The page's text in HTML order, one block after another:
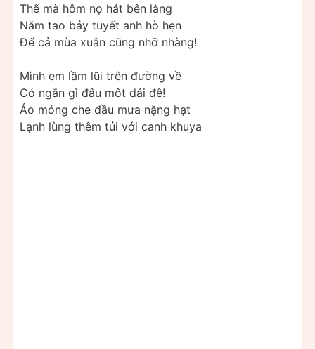
Thế mà hôm nọ hát bên làng
Năm tao bảy tuyết anh hò hẹn
Ðể cả mùa xuân cũng nhỡ nhàng!
Mình em lầm lũi trên đường về
Có ngắn gì đâu môt dải đê!
Áo mỏng che đầu mưa nặng hạt
Lạnh lùng thêm tủi với canh khuya